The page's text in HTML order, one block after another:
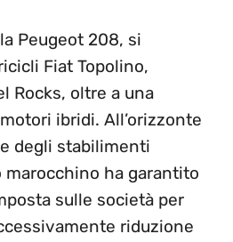
Peugeot 208, si
Fiat Topolino,
Rocks, oltre a una
ibridi. All’orizzonte
degli stabilimenti
ha garantito
sulle società per
riduzione